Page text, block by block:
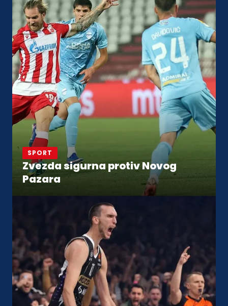
SPORT
Zvezda sigurna protiv Novog
Pazara